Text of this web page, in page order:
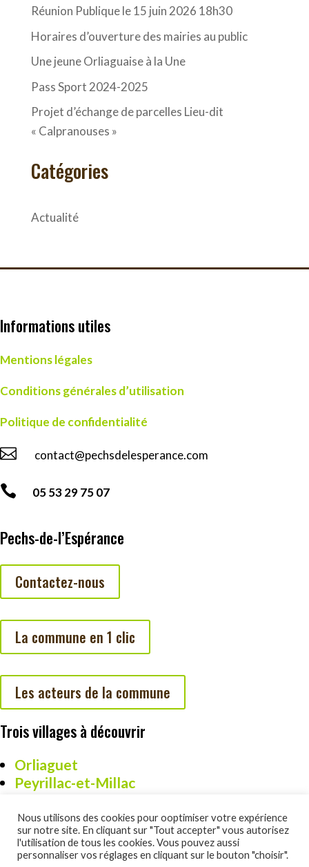
Réunion Publique le 15 juin 2026 18h30
Horaires d’ouverture des mairies au public
Une jeune Orliaguaise à la Une
Pass Sport 2024-2025
Projet d’échange de parcelles Lieu-dit
« Calpranouses »
Catégories
Actualité
Informations utiles
Mentions légales
Conditions générales d’utilisation
Politique de confidentialité
 contact@pechsdelesperance.com
 05 53 29 75 07
Pechs-de-l’Espérance
Contactez-nous
La commune en 1 clic
Les acteurs de la commune
Trois villages à découvrir
Orliaguet
Peyrillac-et-Millac
Nous utilisons des cookies pour ooptimiser votre expérience
sur notre site. En cliquant sur "Tout accepter" vous autorisez
l'utilisation de tous les cookies. Vous pouvez aussi
personnaliser vos réglages en cliquant sur le bouton "choisir".